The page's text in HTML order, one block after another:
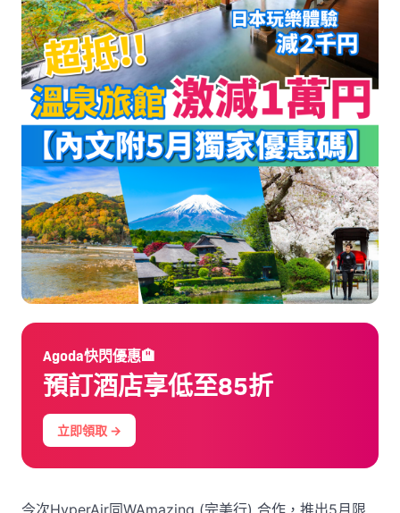
Agoda快閃優惠🏨
預訂酒店享低至85折
立即領取 →
今次HyperAir同WAmazing (完美行) 合作，推出5月限